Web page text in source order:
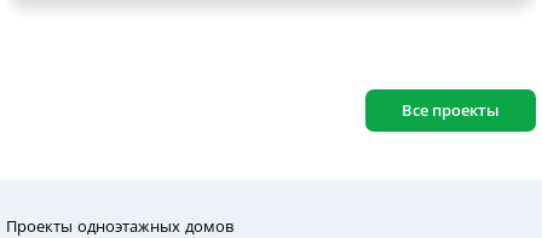
Все проекты
Проекты одноэтажных домов